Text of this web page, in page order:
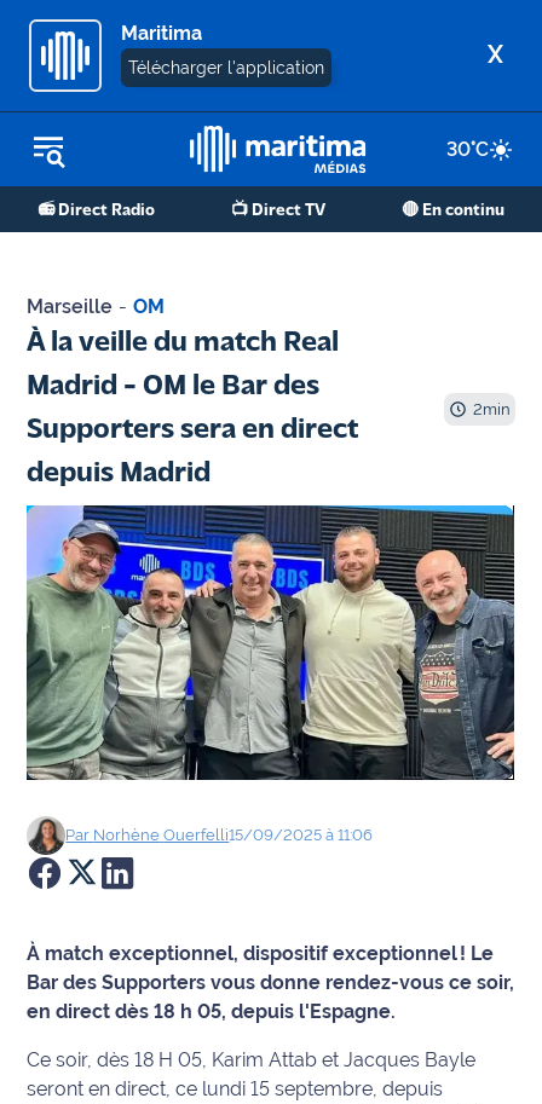
Maritima
Télécharger l'application X
30°C
📻 Direct Radio 📺 Direct TV 🔴 En continu
REPLAY RADIO
REPLAY TV
Martigues
de Berre
Marseille
- Aix
OM
Agenda
Faits
divers
Sports
Société
Culture
Éducation
Emploi
Environnement
Marseille - OM
À la veille du match Real
Madrid - OM le Bar des
Supporters sera en direct
depuis Madrid
2min
Par Norhène Ouerfelli15/09/2025 à 11:06
À match exceptionnel, dispositif exceptionnel ! Le
Bar des Supporters vous donne rendez-vous ce soir,
en direct dès 18 h 05, depuis l'Espagne.
Ce soir, dès 18 H 05, Karim Attab et Jacques Bayle
seront en direct, ce lundi 15 septembre, depuis